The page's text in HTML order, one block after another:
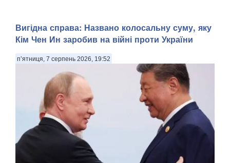
Вигідна справа: Названо колосальну суму, яку
Кім Чен Ин заробив на війні проти України
п’ятниця, 7 серпень 2026, 19:52